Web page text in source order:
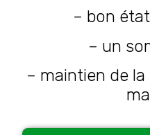
– bon
– un
– maintien de